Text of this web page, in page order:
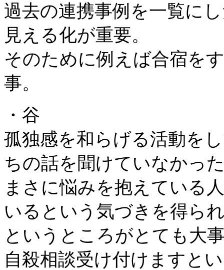
過去の連携事例を一覧に
見える化が重要。
そのために例えば合宿を
事。
・谷
孤独感を和らげる活動を
ちの話を聞けていなかっ
まさに悩みを抱えている
いるという気づきを得ら
というところがとても大
自殺相談受け付けますと